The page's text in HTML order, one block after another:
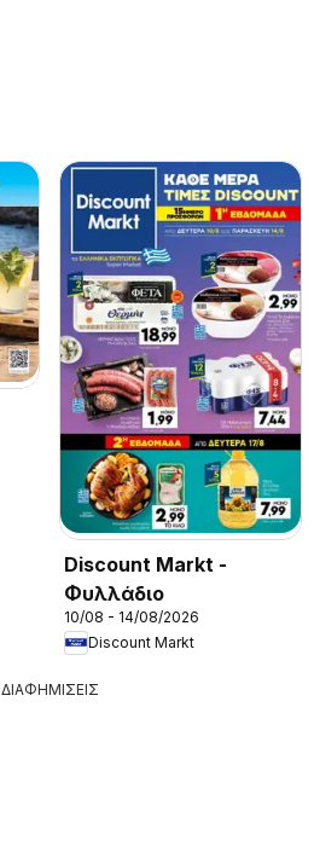
Discount Markt -
Φυλλάδιο
10/08 - 14/08/2026
Discount Markt
ΔΙΑΦΗΜΙΣΕΙΣ